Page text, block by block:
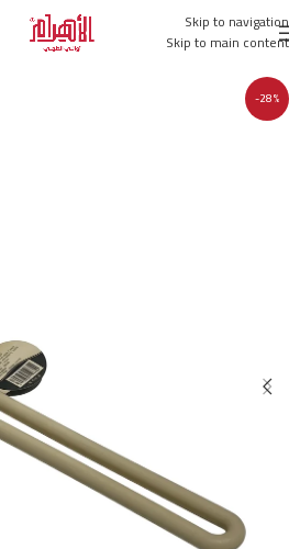
Skip to navigation
Skip to main content
-28%